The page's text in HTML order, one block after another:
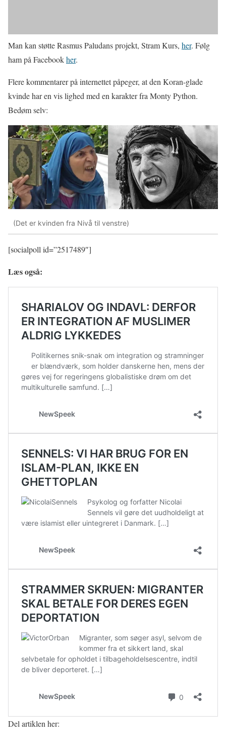
Man kan støtte Rasmus Paludans projekt, Stram Kurs, her. Følg
ham på Facebookher.
Flere kommentarer på internettet påpeger, at den Koran-glade
kvinde har en vis lighed med en karakter fra Monty Python.
Bedøm selv:
(Det er kvinden fra Nivå til venstre)
[socialpoll id=”2517489″]
Læs også:
Del artiklen her: